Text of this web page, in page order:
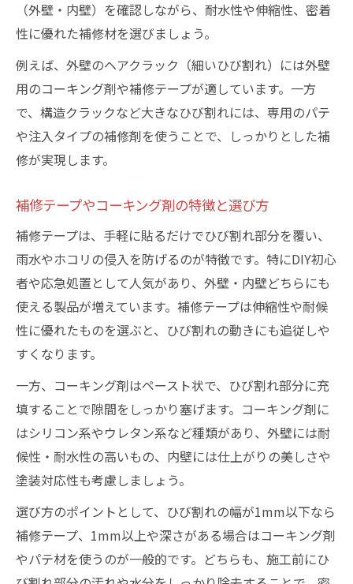
（外壁・内壁）を確認しながら、耐水性や伸縮性、密着
性に優れた補修材を選びましょう。
例えば、外壁のヘアクラック（細いひび割れ）には外壁
用のコーキング剤や補修テープが適しています。一方
で、構造クラックなど大きなひび割れには、専用のパテ
や注入タイプの補修剤を使うことで、しっかりとした補
修が実現します。
補修テープやコーキング剤の特徴と選び方
補修テープは、手軽に貼るだけでひび割れ部分を覆い、
雨水やホコリの侵入を防げるのが特徴です。特にDIY初心
者や応急処置として人気があり、外壁・内壁どちらにも
使える製品が増えています。補修テープは伸縮性や耐候
性に優れたものを選ぶと、ひび割れの動きにも追従しや
すくなります。
一方、コーキング剤はペースト状で、ひび割れ部分に充
填することで隙間をしっかり塞げます。コーキング剤に
はシリコン系やウレタン系など種類があり、外壁には耐
候性・耐水性の高いもの、内壁には仕上がりの美しさや
塗装対応性も考慮しましょう。
選び方のポイントとして、ひび割れの幅が1mm以下なら
補修テープ、1mm以上や深さがある場合はコーキング剤
やパテ材を使うのが一般的です。どちらも、施工前にひ